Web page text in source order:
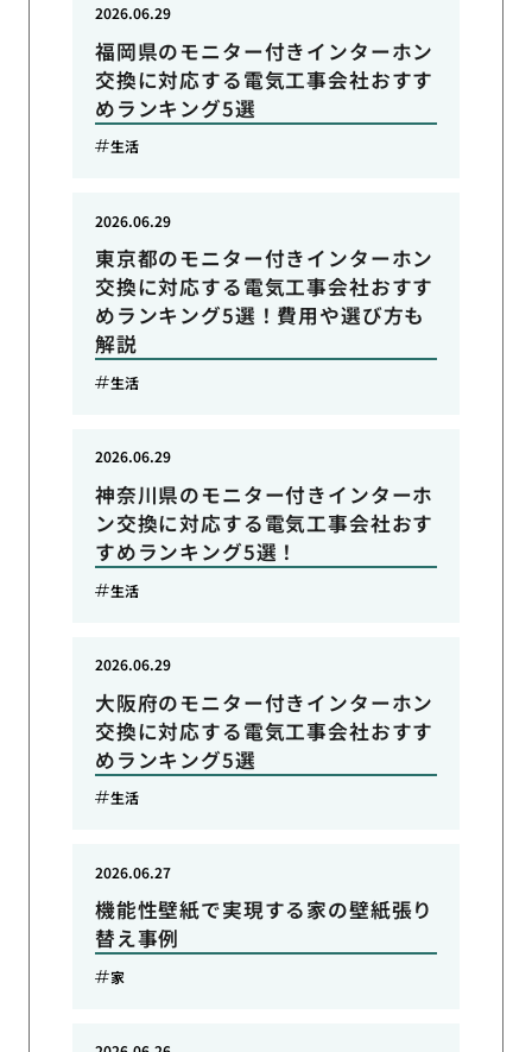
福岡県のモニター付きインターホン
交換に対応する電気工事会社おすす
めランキング5選
2026.06.29
生活
東京都のモニター付きインターホン
交換に対応する電気工事会社おすす
めランキング5選！費用や選び方も
解説
2026.06.29
生活
神奈川県のモニター付きインターホ
ン交換に対応する電気工事会社おす
すめランキング5選！
2026.06.29
生活
大阪府のモニター付きインターホン
交換に対応する電気工事会社おすす
めランキング5選
2026.06.29
生活
機能性壁紙で実現する家の壁紙張り
替え事例
2026.06.27
家